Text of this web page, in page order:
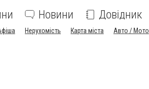
Новини Довідник
Нерухомість Карта міста
Авто / Мото